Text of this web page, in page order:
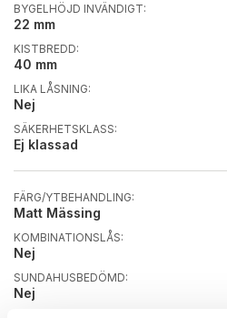
BYGELHÖJD INVÄNDIGT:
22 mm
KISTBREDD:
40 mm
LIKA LÅSNING:
Nej
SÄKERHETSKLASS:
Ej klassad
FÄRG/YTBEHANDLING:
Matt Mässing
KOMBINATIONSLÅS:
Nej
SUNDAHUSBEDÖMD:
Nej